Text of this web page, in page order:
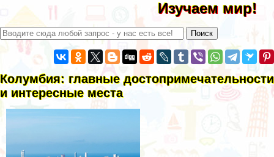
Изучаем мир!
Колумбия: главные достопримечательности
и интересные места